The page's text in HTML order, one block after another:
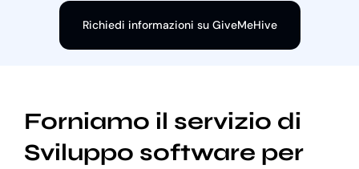
Richiedi informazioni su GiveMeHive
Forniamo il servizio di
Sviluppo software per